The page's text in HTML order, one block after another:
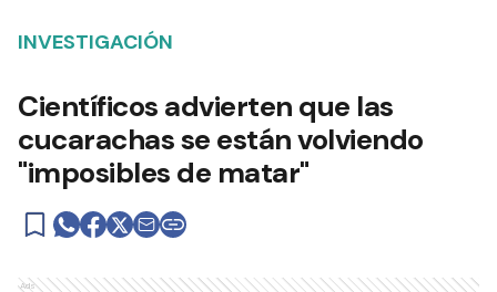
INVESTIGACIÓN
Científicos advierten que las
cucarachas se están volviendo
"imposibles de matar"
Ads